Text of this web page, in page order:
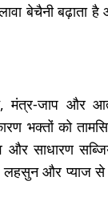
बेचैनी बढ़ाता
मंत्र-जाप और
भक्तों को
साधारण
लहसुन और प्याज से